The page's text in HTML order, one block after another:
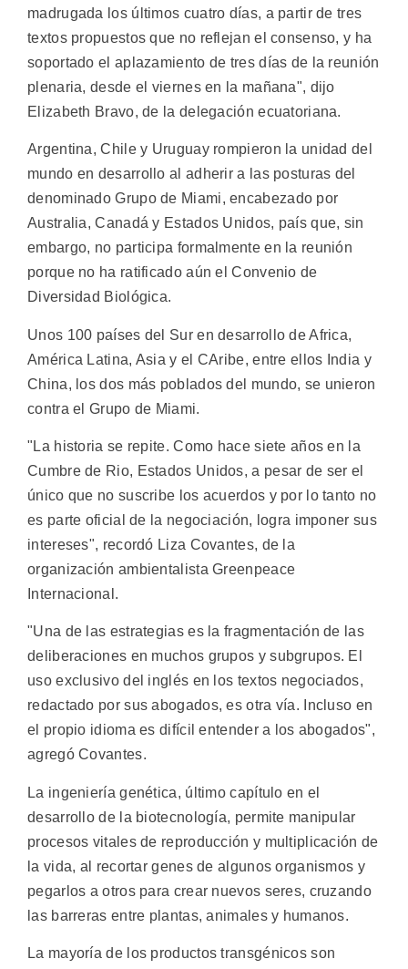
madrugada los últimos cuatro días, a partir de tres
textos propuestos que no reflejan el consenso, y ha
soportado el aplazamiento de tres días de la reunión
plenaria, desde el viernes en la mañana", dijo
Elizabeth Bravo, de la delegación ecuatoriana.
Argentina, Chile y Uruguay rompieron la unidad del
mundo en desarrollo al adherir a las posturas del
denominado Grupo de Miami, encabezado por
Australia, Canadá y Estados Unidos, país que, sin
embargo, no participa formalmente en la reunión
porque no ha ratificado aún el Convenio de
Diversidad Biológica.
Unos 100 países del Sur en desarrollo de Africa,
América Latina, Asia y el CAribe, entre ellos India y
China, los dos más poblados del mundo, se unieron
contra el Grupo de Miami.
"La historia se repite. Como hace siete años en la
Cumbre de Rio, Estados Unidos, a pesar de ser el
único que no suscribe los acuerdos y por lo tanto no
es parte oficial de la negociación, logra imponer sus
intereses", recordó Liza Covantes, de la
organización ambientalista Greenpeace
Internacional.
"Una de las estrategias es la fragmentación de las
deliberaciones en muchos grupos y subgrupos. El
uso exclusivo del inglés en los textos negociados,
redactado por sus abogados, es otra vía. Incluso en
el propio idioma es difícil entender a los abogados",
agregó Covantes.
La ingeniería genética, último capítulo en el
desarrollo de la biotecnología, permite manipular
procesos vitales de reproducción y multiplicación de
la vida, al recortar genes de algunos organismos y
pegarlos a otros para crear nuevos seres, cruzando
las barreras entre plantas, animales y humanos.
La mayoría de los productos transgénicos son